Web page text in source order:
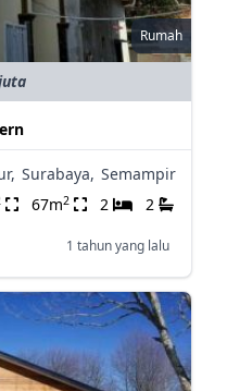
Rumah
Surabaya, Semampir
67m2 2 2
1 tahun yang lalu